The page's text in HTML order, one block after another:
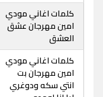
كلمات اغاني مودي
امين مهرجان عشق
العشق
كلمات اغاني مودي
امين مهرجان بت
انتي سكه ودوغري